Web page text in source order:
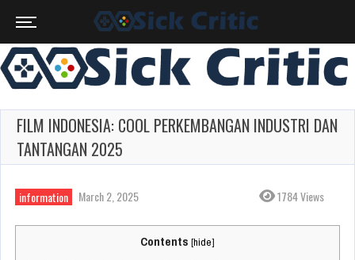
FILM INDONESIA: COOL PERKEMBANGAN INDUSTRI DAN
TANTANGAN 2025
information March 2, 2025 1784 Views
Contents [hide]